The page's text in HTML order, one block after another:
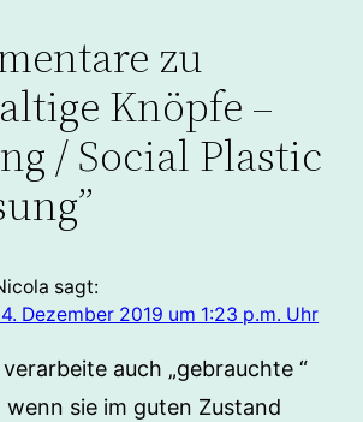
zu
Knöpfe –
/ Social Plastic
sagt:
Dezember 2019 um 1:23 p.m. Uhr
auch „gebrauchte “
sie im guten Zustand